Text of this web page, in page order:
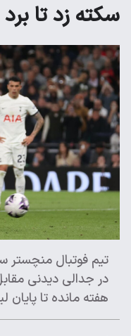
سکته زد تا برد
تیم فوتبال منچستر
در جدالی دیدنی
هفته مانده تا